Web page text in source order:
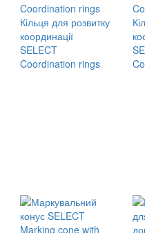
Кільця для розвитку
координації
SELECT
Coordination rings